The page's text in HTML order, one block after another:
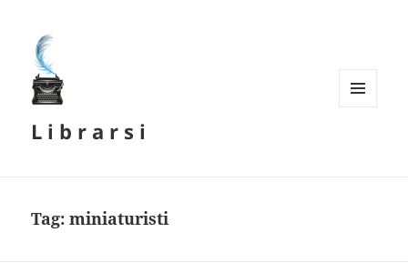
L i b r a r s i
Tag:miniaturisti